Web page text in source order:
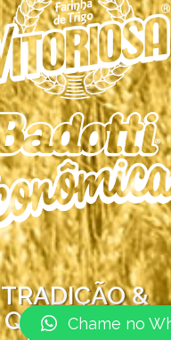
TRADIÇÃO &
QUALIDADE
Chame no